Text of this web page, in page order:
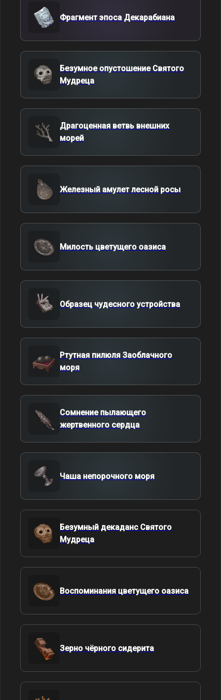
Фрагмент эпоса Декарабиана
Безумное опустошение Святого
Мудреца
Драгоценная ветвь внешних
морей
Железный амулет лесной росы
Милость цветущего оазиса
Образец чудесного устройства
Ртутная пилюля Заоблачного
моря
Сомнение пылающего
жертвенного сердца
Чаша непорочного моря
Безумный декаданс Святого
Мудреца
Воспоминания цветущего оазиса
Зерно чёрного сидерита